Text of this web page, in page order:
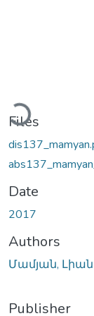
Loading...
Files
Date
2017
Authors
Մամյան,
Publisher